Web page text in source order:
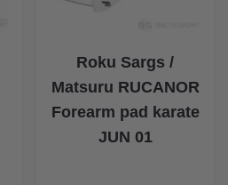
Roku Sargs /
Matsuru RUCANOR
Forearm pad karate
JUN 01